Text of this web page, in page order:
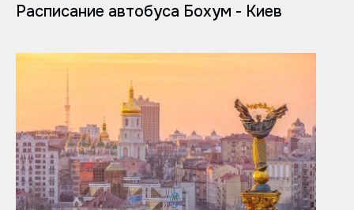
Расписание автобуса Бохум - Киев